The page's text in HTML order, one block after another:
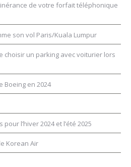
de votre forfait téléphonique
son vol Paris/Kuala Lumpur
choisir un parking avec voiturier lors
Boeing en 2024
l’hiver 2024 et l’été 2025
Korean Air